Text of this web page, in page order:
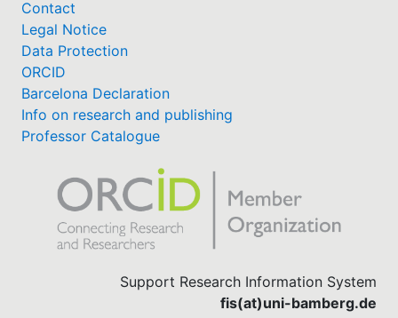
Contact
Legal Notice
Data Protection
ORCID
Barcelona Declaration
Info on research and publishing
Professor Catalogue
Support Research Information System
fis(at)uni-bamberg.de